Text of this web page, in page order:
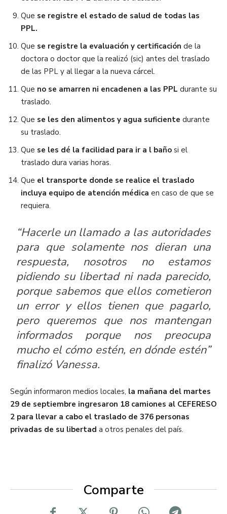
Que se registre el estado de salud de todas las
PPL.
Que se registre la evaluación y certificación de la
doctora o doctor que la realizó (sic) antes del traslado
de las PPL y al llegar a la nueva cárcel.
Que no se amarren ni encadenen a las PPL durante su
traslado.
Que se les den alimentos y agua suficiente durante
su traslado.
Que se les dé la facilidad para ir a l baño si el
traslado dura varias horas.
Que el transporte donde se realice el traslado
incluya equipo de atención médica en caso de que se
requiera.
“Hacerle un llamado a las autoridades
para que solamente nos dieran una
respuesta, nosotros no estamos
pidiendo su libertad ni nada parecido,
porque sabemos que ellos cometieron
un error y ellos tienen que pagarlo,
pero queremos que nos mantengan
informados porque nos preocupa
mucho el cómo estén, en dónde estén”
finalizó Vanessa.
Según informaron medios locales, la mañana del martes
29 de septiembre ingresaron 18 camiones al CEFERESO
2 para llevar a cabo el traslado de 376 personas
privadas de su libertad a otros penales del país.
Comparte